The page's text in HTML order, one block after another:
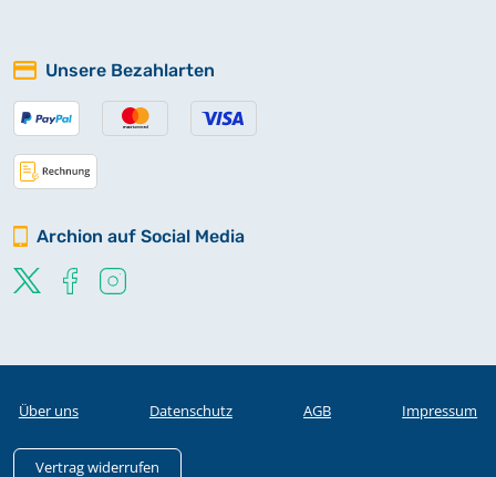
Unsere Bezahlarten
Archion auf Social Media
Über uns Datenschutz AGB Impressum
Vertrag widerrufen